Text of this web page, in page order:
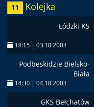
11 Kolejka
Łódzki KS
18:15 | 03.10.2003
Podbeskidzie Bielsko-
Biała
14:30 | 04.10.2003
GKS Bełchatów